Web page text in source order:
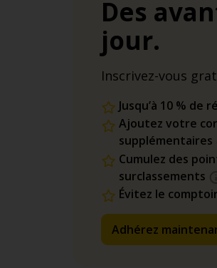
Des
jour.
Inscrivez-vous
Jusqu’à 10 %
Ajoutez votre
supplémentaires
Cumulez des
surclassements
Évitez le
Adhérez